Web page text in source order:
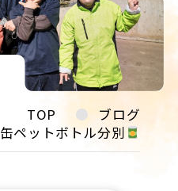
TOP
ブログ
缶ペットボトル分別